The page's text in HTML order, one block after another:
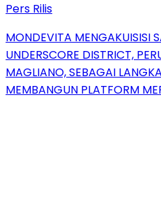
Pers Rilis
MONDEVITA MENGAKUISISI
UNDERSCORE DISTRICT,
MAGLIANO, SEBAGAI
MEMBANGUN PLATFORM